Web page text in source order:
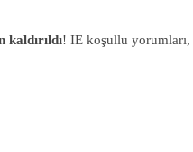
kaldırıldı! IE koşullu yorumları,